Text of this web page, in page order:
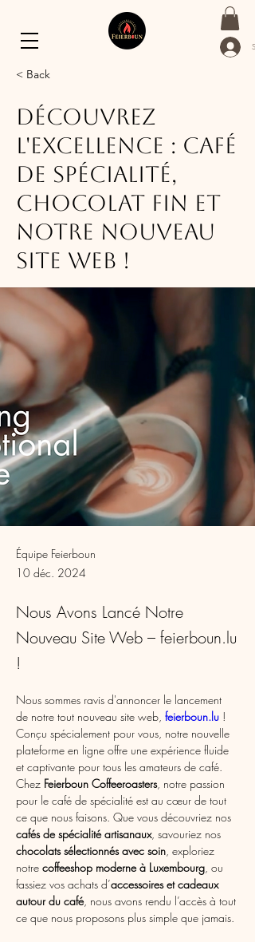
< Back
Découvrez
l'Excellence : Café
de Spécialité,
Chocolat Fin et
Notre Nouveau
Site Web !
Équipe Feierboun
10 déc. 2024
Nous Avons Lancé Notre
Nouveau Site Web – feierboun.lu
!
Nous sommes ravis d'annoncer le lancement
de notre tout nouveau site web, feierboun.lu !
Conçu spécialement pour vous, notre nouvelle
plateforme en ligne offre une expérience fluide
et captivante pour tous les amateurs de café.
Chez Feierboun Coffeeroasters, notre passion
pour le café de spécialité est au cœur de tout
ce que nous faisons. Que vous découvriez nos
cafés de spécialité artisanaux, savouriez nos
chocolats sélectionnés avec soin, exploriez
notre coffeeshop moderne à Luxembourg, ou
fassiez vos achats d’accessoires et cadeaux
autour du café, nous avons rendu l’accès à tout
ce que nous proposons plus simple que jamais.